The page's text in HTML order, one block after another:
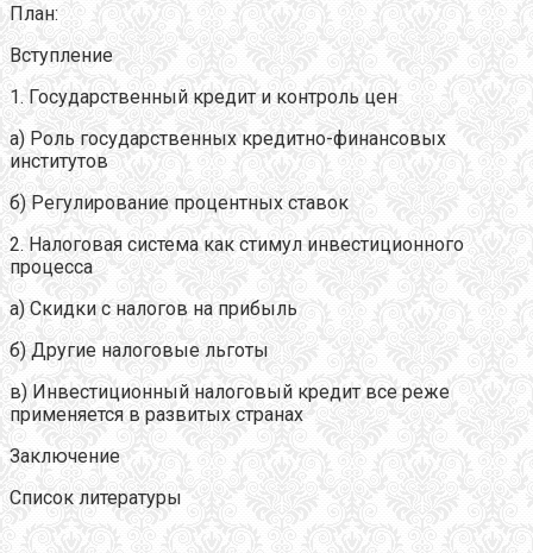
План:
Вступление
1. Государственный кредит и контроль цен
а) Роль государственных кредитно-финансовых
институтов
б) Регулирование процентных ставок
2. Налоговая система как стимул инвестиционного
процесса
а) Скидки с налогов на прибыль
б) Другие налоговые льготы
в) Инвестиционный налоговый кредит все реже
применяется в развитых странах
Заключение
Список литературы